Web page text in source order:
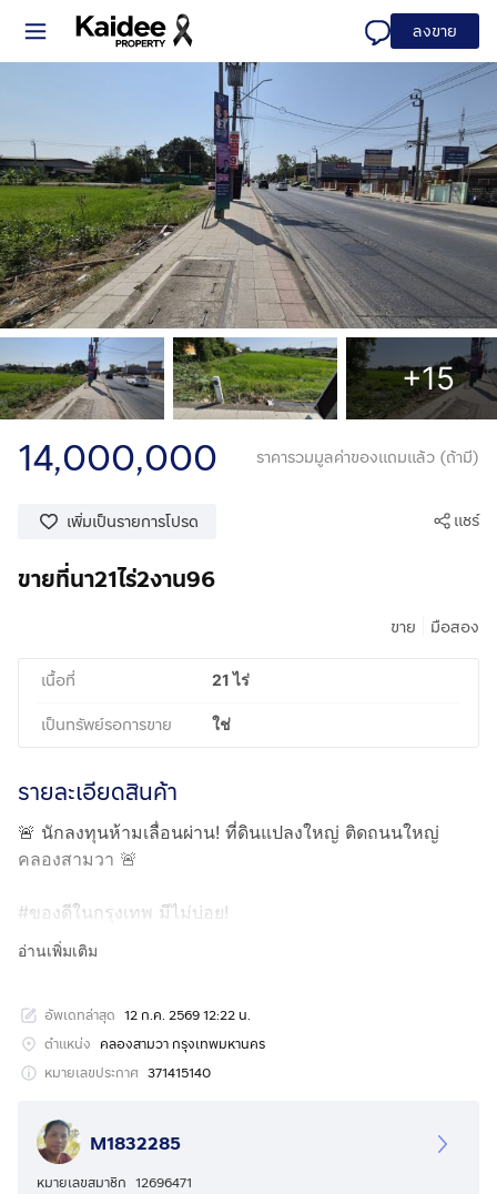
ลงขาย
+15
14,000,000 ราคารวมมูลค่าของแถมแล้ว (ถ้ามี)
เพิ่มเป็นรายการโปรด แชร์
ขายที่นา21ไร่2งาน96
ขาย มือสอง
เนื้อที่ 21 ไร่
เป็นทรัพย์รอการขาย ใช่
รายละเอียดสินค้า
🚨 นักลงทุนห้ามเลื่อนผ่าน! ที่ดินแปลงใหญ่ ติดถนนใหญ่
คลองสามวา 🚨
#ของดีในกรุงเทพ มีไม่บ่อย!
✨ แปลงสวย พัฒนาโครงการได้เต็มพื้นที่
💡 เหมาะสำหรับ
✔️ โกดัง / ศูนย์กระจายสินค้า
✔️ โรงเรียนนานาชาติ
✔️ ลงทุนถือยาว มูลค่าเพิ่มต่อเนื่อง
อ่านเพิ่มเติม
อัพเดทล่าสุด 12 ก.ค. 2569 12:22 น.
ตำแหน่ง คลองสามวา กรุงเทพมหานคร
หมายเลขประกาศ 371415140
M1832285
หมายเลขสมาชิก 12696471